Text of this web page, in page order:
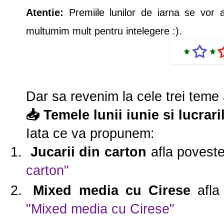
Atentie: Premiile lunilor de iarna se vor
multumim mult pentru intelegere :).
Dar sa revenim la cele trei
📥 Temele lunii iunie si
Iata ce va propunem:
Jucarii din carton afla
carton"
Mixed media cu Cirese
"Mixed media cu Cirese"